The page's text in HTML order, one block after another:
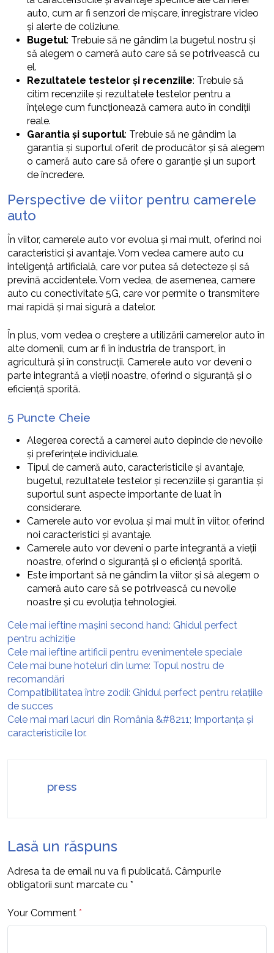
auto, cum ar fi senzori de mișcare, înregistrare video
și alerte de coliziune.
Bugetul: Trebuie să ne gândim la bugetul nostru și
să alegem o cameră auto care să se potrivească cu
el.
Rezultatele testelor și recenziile: Trebuie să
citim recenziile și rezultatele testelor pentru a
înțelege cum funcționează camera auto în condiții
reale.
Garantia și suportul: Trebuie să ne gândim la
garantia și suportul oferit de producător și să alegem
o cameră auto care să ofere o garanție și un suport
de încredere.
Perspective de viitor pentru camerele
auto
În viitor, camerele auto vor evolua și mai mult, oferind noi
caracteristici și avantaje. Vom vedea camere auto cu
inteligență artificială, care vor putea să detecteze și să
prevină accidentele. Vom vedea, de asemenea, camere
auto cu conectivitate 5G, care vor permite o transmitere
mai rapidă și mai sigură a datelor.
În plus, vom vedea o creștere a utilizării camerelor auto în
alte domenii, cum ar fi în industria de transport, în
agricultură și în construcții. Camerele auto vor deveni o
parte integrantă a vieții noastre, oferind o siguranță și o
eficiență sporită.
5 Puncte Cheie
Alegerea corectă a camerei auto depinde de nevoile
și preferințele individuale.
Tipul de cameră auto, caracteristicile și avantaje,
bugetul, rezultatele testelor și recenziile și garantia și
suportul sunt aspecte importante de luat în
considerare.
Camerele auto vor evolua și mai mult în viitor, oferind
noi caracteristici și avantaje.
Camerele auto vor deveni o parte integrantă a vieții
noastre, oferind o siguranță și o eficiență sporită.
Este important să ne gândim la viitor și să alegem o
cameră auto care să se potrivească cu nevoile
noastre și cu evoluția tehnologiei.
Cele mai ieftine mașini second hand: Ghidul perfect
pentru achiziție
Cele mai ieftine artificii pentru evenimentele speciale
Cele mai bune hoteluri din lume: Topul nostru de
recomandări
Compatibilitatea între zodii: Ghidul perfect pentru relațiile
de succes
Cele mai mari lacuri din România &#8211; Importanța și
caracteristicile lor.
press
Lasă un răspuns
Adresa ta de email nu va fi publicată. Câmpurile
obligatorii sunt marcate cu *
Your Comment *